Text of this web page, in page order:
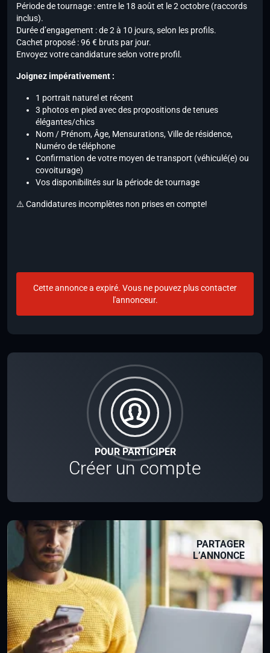
POUR PARTICIPER
Créer un compte
PARTAGER
L’ANNONCE
Période de tournage : entre le 18 août et le 2 octobre (raccords
inclus).
Durée d’engagement : de 2 à 10 jours, selon les profils.
Cachet proposé : 96 € bruts par jour.
Envoyez votre candidature selon votre profil.
Joignez impérativement :
1 portrait naturel et récent
3 photos en pied avec des propositions de tenues
élégantes/chics
Nom / Prénom, Âge, Mensurations, Ville de résidence,
Numéro de téléphone
Confirmation de votre moyen de transport (véhiculé(e) ou
covoiturage)
Vos disponibilités sur la période de tournage
⚠️ Candidatures incomplètes non prises en compte!
Cette annonce a expiré. Vous ne pouvez plus contacter
l'annonceur.